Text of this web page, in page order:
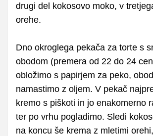
drugi del kokosovo moko, v
orehe.
Dno okroglega pekača za torte s
obodom (premera od 22 do 24
obložimo s papirjem za peko,
namastimo z oljem. V pekač
kremo s piškoti in jo enakomerno
ter po vrhu pogladimo. Sledi
na koncu še krema z mletimi